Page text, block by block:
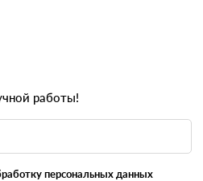
работы!
персональных данных